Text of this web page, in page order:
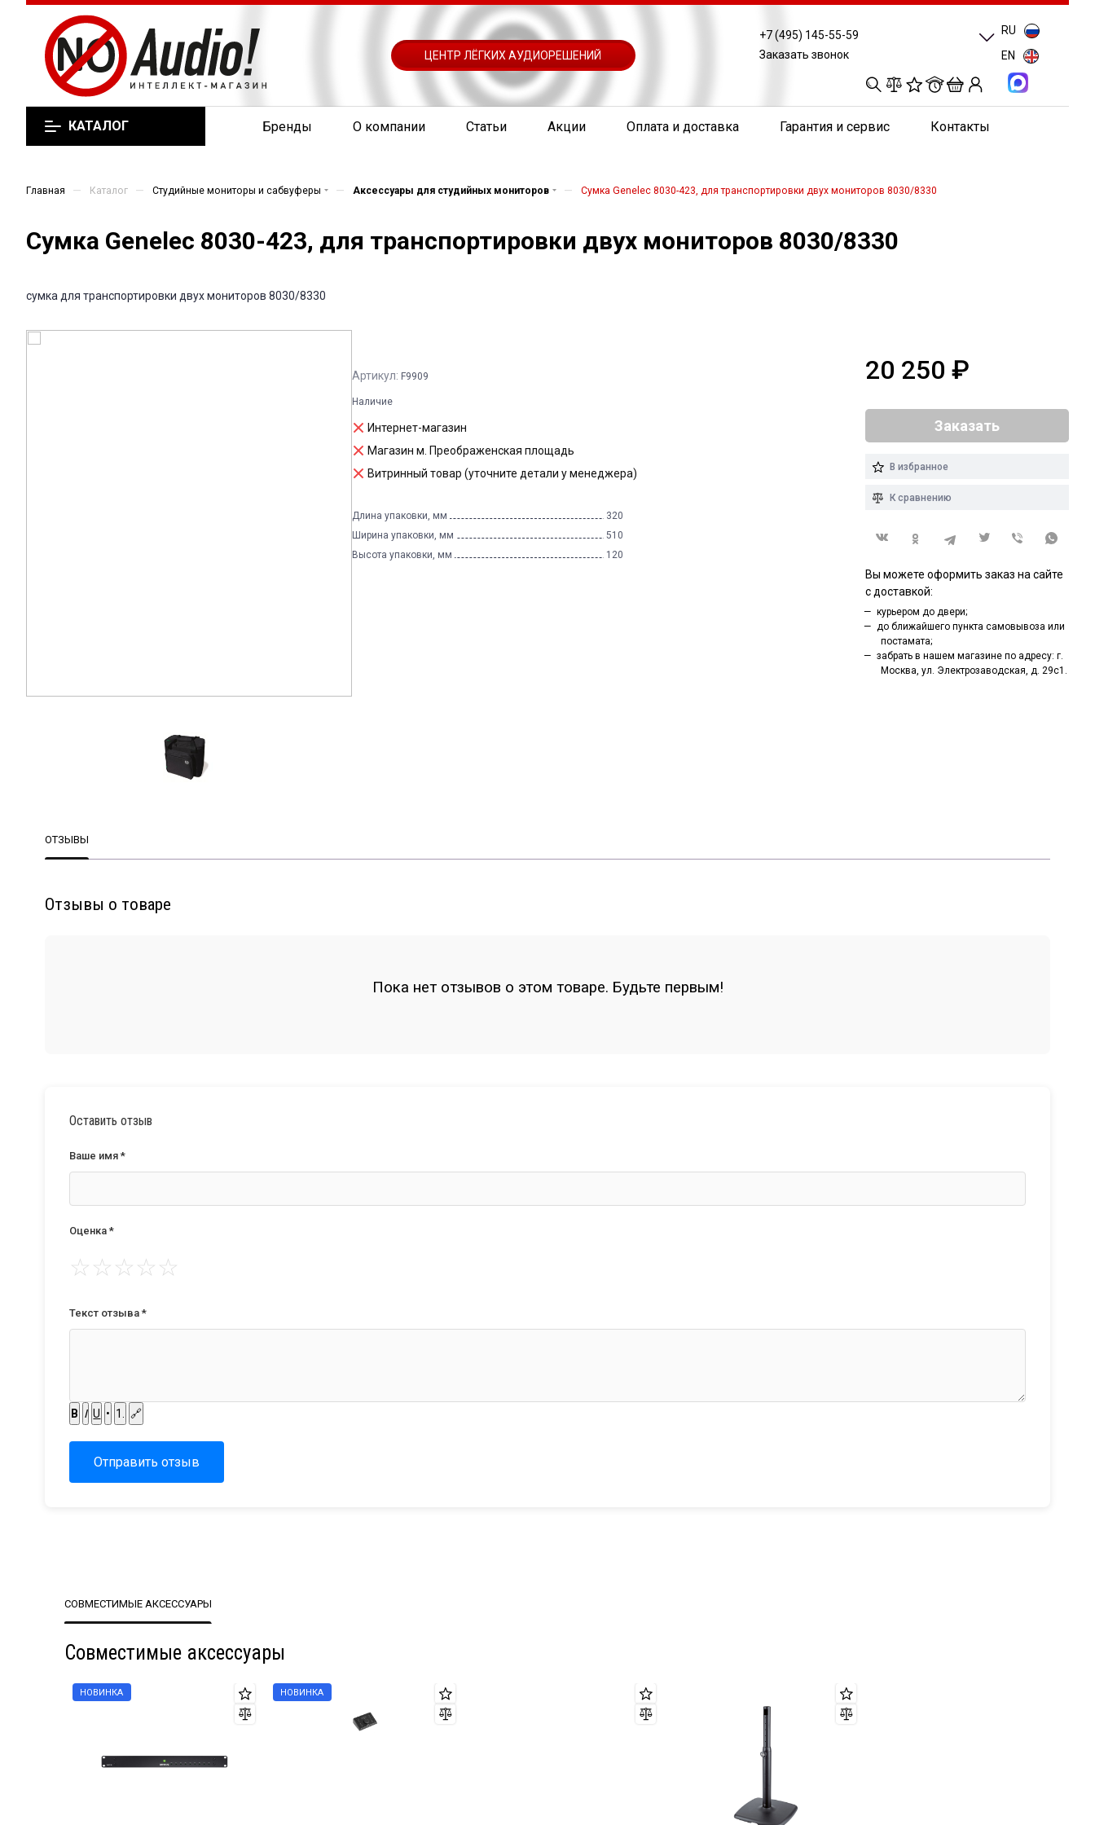
ЦЕНТР ЛЁГКИХ АУДИОРЕШЕНИЙ
+7 (495) 145-55-59
Заказать звонок
0
RU
EN
КАТАЛОГ Бренды О компании Статьи Акции Оплата и доставка Гарантия и сервис Контакты
Главная — Каталог — Студийные мониторы и сабвуферы — Аксессуары для студийных мониторов — Сумка Genelec 8030-423, для транспортировки двух мониторов 8030/8330
Сумка Genelec 8030-423, для транспортировки двух мониторов 8030/8330
сумка для транспортировки двух мониторов 8030/8330
Артикул: F9909
Наличие
Интернет-магазин
Магазин м. Преображенская площадь
Витринный товар (уточните детали у менеджера)
Длина упаковки, мм
320
Ширина упаковки, мм
510
Высота упаковки, мм
120
20 250 ₽
Заказать
В избранное
К сравнению
Вы можете оформить заказ на сайте
с доставкой:
курьером до двери;
до ближайшего пункта самовывоза или
постамата;
забрать в нашем магазине по адресу: г.
Москва, ул. Электрозаводская, д. 29с1.
ОТЗЫВЫ
Отзывы о товаре
Пока нет отзывов о этом товаре. Будьте первым!
Оставить отзыв
Ваше имя *
Оценка *
☆☆☆☆☆
Текст отзыва *
B I U • 1. 🔗
Отправить отзыв
СОВМЕСТИМЫЕ АКСЕССУАРЫ
Совместимые аксессуары